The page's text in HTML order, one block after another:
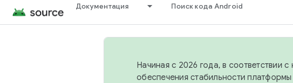
Документация Поиск кода Android
Начиная с 2026 года, в соответствии
обеспечения стабильности